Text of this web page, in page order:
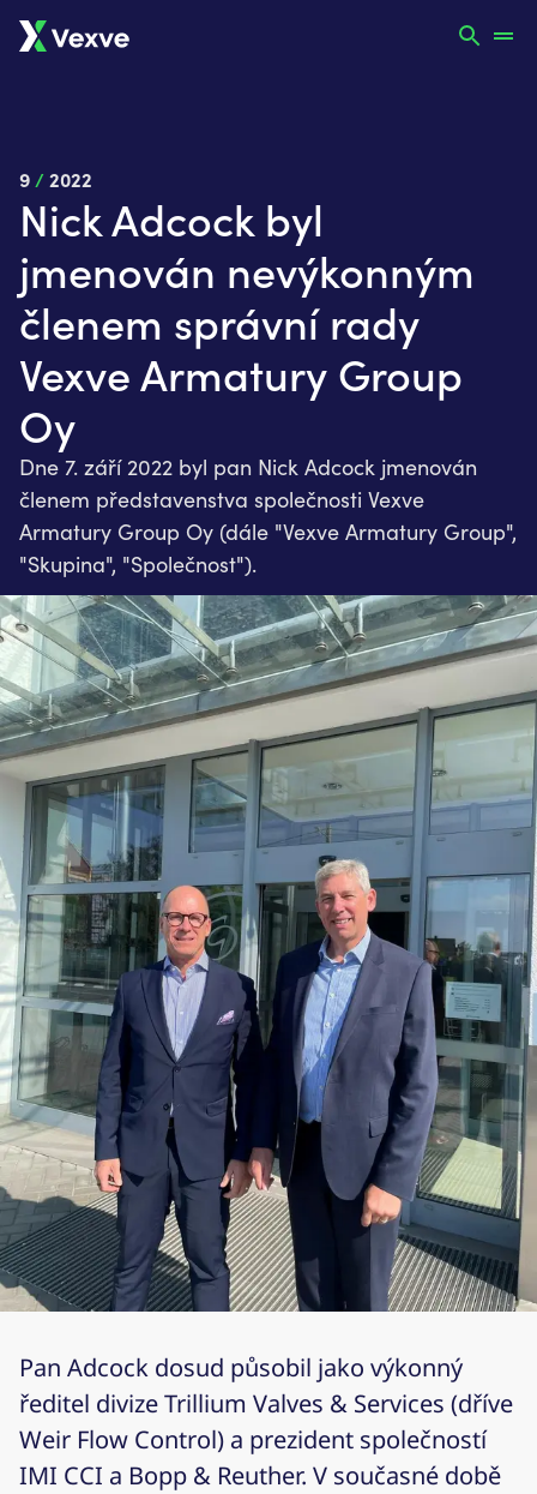
9 /2022
Nick Adcock byl
jmenován nevýkonným
členem správní rady
Vexve Armatury Group
Oy
Dne 7. září 2022 byl pan Nick Adcock jmenován
členem představenstva společnosti Vexve
Armatury Group Oy (dále "Vexve Armatury Group",
"Skupina", "Společnost").
Pan Adcock dosud působil jako výkonný
ředitel divize Trillium Valves & Services (dříve
Weir Flow Control) a prezident společností
IMI CCI a Bopp & Reuther. V současné době